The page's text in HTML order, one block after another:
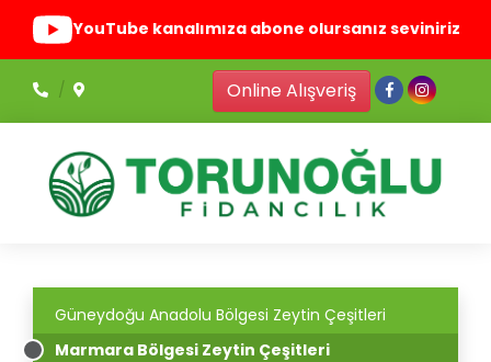
YouTube kanalımıza abone olursanız seviniriz
Online Alışveriş
Güneydoğu Anadolu Bölgesi Zeytin Çeşitleri
Marmara Bölgesi Zeytin Çeşitleri